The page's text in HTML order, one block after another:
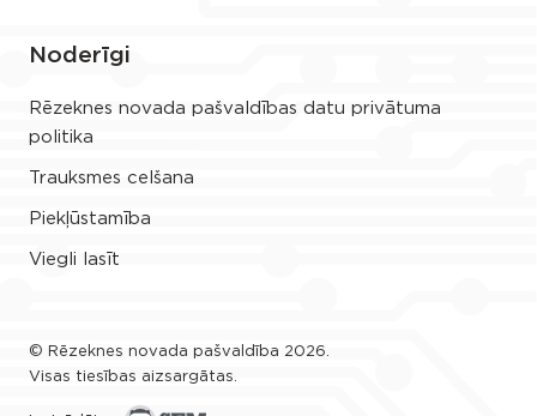
Noderīgi
Rēzeknes novada pašvaldības datu privātuma
politika
Trauksmes celšana
Piekļūstamība
Viegli lasīt
© Rēzeknes novada pašvaldība 2026.
Visas tiesības aizsargātas.